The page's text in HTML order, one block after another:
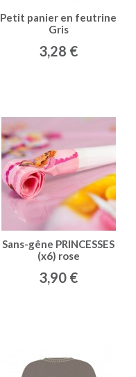
Petit panier en feutrine
Gris
3,28 €
Sans-gêne PRINCESSES
(x6) rose
3,90 €